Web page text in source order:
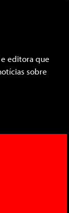
editora que
sobre